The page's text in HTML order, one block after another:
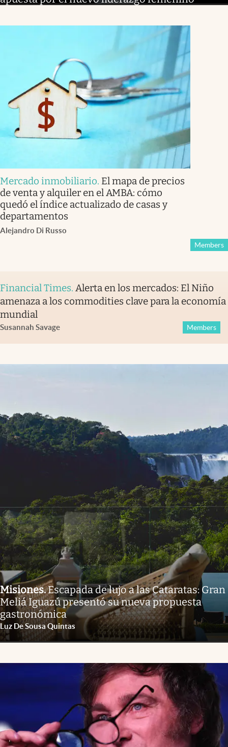
Mercado inmobiliario. El mapa de precios
de venta y alquiler en el AMBA: cómo
quedó el índice actualizado de casas y
departamentos
Alejandro Di Russo
Members
Financial Times. Alerta en los mercados: El Niño
amenaza a los commodities clave para la economía
mundial
Susannah Savage Members
Misiones.Escapada de lujo a las Cataratas: Gran
Meliá Iguazú presentó su nueva propuesta
gastronómica
Luz De Sousa Quintas